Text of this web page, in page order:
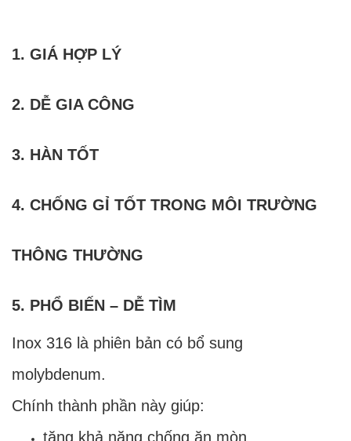
1. GIÁ HỢP LÝ
2. DỄ GIA CÔNG
3. HÀN TỐT
4. CHỐNG GỈ TỐT TRONG MÔI TRƯỜNG
THÔNG THƯỜNG
5. PHỔ BIẾN – DỄ TÌM
Inox 316 là phiên bản có bổ sung
molybdenum.
Chính thành phần này giúp:
tăng khả năng chống ăn mòn